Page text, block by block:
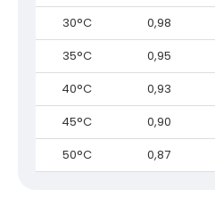
30°C
0,98
35°C
0,95
40°C
0,93
45°C
0,90
50°C
0,87